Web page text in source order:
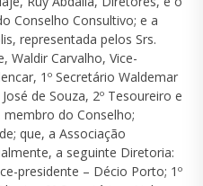
Conselho Consultivo; e a
representada pelos Srs.
Waldir Carvalho, Vice-
1º Secretário Waldemar
de Souza, 2º Tesoureiro e
do Conselho;
que, a Associação
a seguinte Diretoria:
presidente – Décio Porto; 1º